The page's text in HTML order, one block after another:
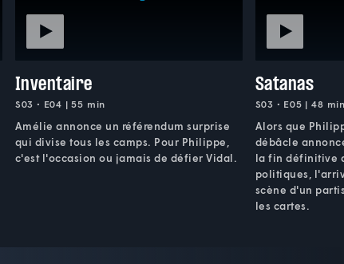
Inventaire
S03 • E04 | 55 min
Amélie annonce un référendum surprise
qui divise tous les camps. Pour Philippe,
c'est l'occasion ou jamais de défier Vidal.
Satanas
S03 • E05 | 48
Alors que
débâcle
la fin définitive
politiques,
scène d'un
les cartes.